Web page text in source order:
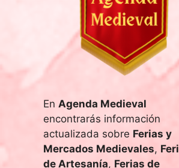
En Agenda Medieval
encontrarás información
actualizada sobre Ferias y
Mercados Medievales,
de Artesanía, Ferias de